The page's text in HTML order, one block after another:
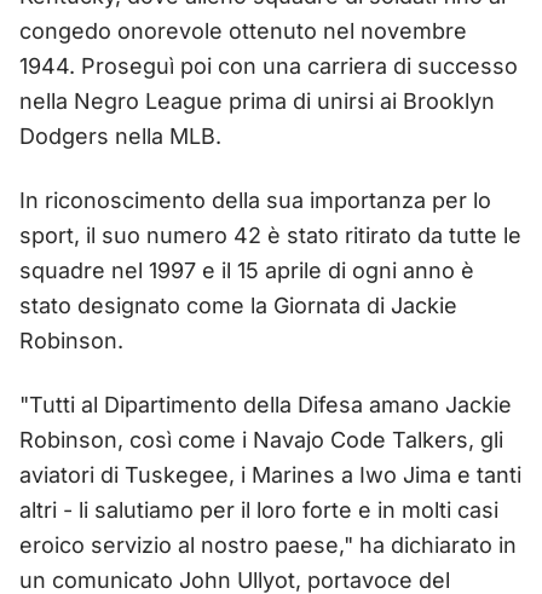
congedo onorevole ottenuto nel novembre
1944. Proseguì poi con una carriera di successo
nella Negro League prima di unirsi ai Brooklyn
Dodgers nella MLB.
In riconoscimento della sua importanza per lo
sport, il suo numero 42 è stato ritirato da tutte le
squadre nel 1997 e il 15 aprile di ogni anno è
stato designato come la Giornata di Jackie
Robinson.
"Tutti al Dipartimento della Difesa amano Jackie
Robinson, così come i Navajo Code Talkers, gli
aviatori di Tuskegee, i Marines a Iwo Jima e tanti
altri - li salutiamo per il loro forte e in molti casi
eroico servizio al nostro paese," ha dichiarato in
un comunicato John Ullyot, portavoce del